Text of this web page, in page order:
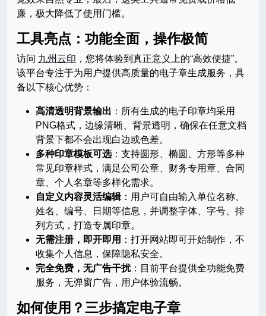
廉，极大降低了使用门槛。
工具亮点：功能全面，操作极简
访问 九州云印 ，您将体验到真正意义上的“高效便捷”。
该平台专注于为用户提供高质量的电子章生成服务，具
备以下核心优势：
高清透明背景输出 ：所有生成的电子印章均采用
PNG格式，边缘清晰、背景透明，确保在任意文档
背景下都不会出现白边或色差。
多种印章模板可选：支持圆形、椭圆、方形等多种
常见印章样式，满足公司公章、财务专用章、合同
章、个人名章等多样化需求。
自定义内容灵活编辑：用户可自由输入单位名称、
姓名、编号、日期等信息，并调整字体、字号、排
列方式，打造专属印章。
无需注册，即开即用 ：打开网站即可开始制作，不
收集个人信息，保障隐私安全。
完全免费，无广告干扰：目前平台提供全功能免费
服务，无弹窗广告，用户体验流畅。
如何使用？三步搞定电子章